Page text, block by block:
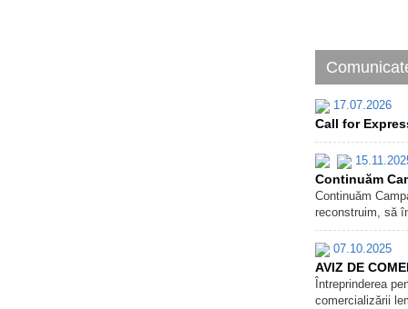
17.07.2026
Call for
Continuăm
Continuăm
reconstruim, să
07.10.2025
AVIZ DE
Întreprinderea
comercializării